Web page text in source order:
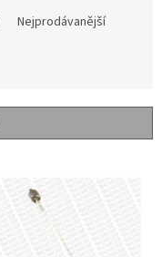
Nejprodávanější